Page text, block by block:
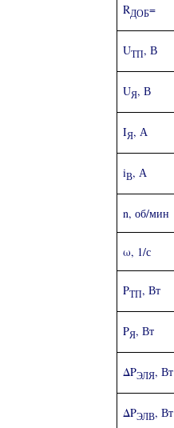
RДОБ=
UТП, В
UЯ, В
IЯ, А
iВ, А
n, об/мин
ω, 1/с
PТП, Вт
PЯ, Вт
ΔPЭЛЯ, Вт
ΔPЭЛВ, Вт